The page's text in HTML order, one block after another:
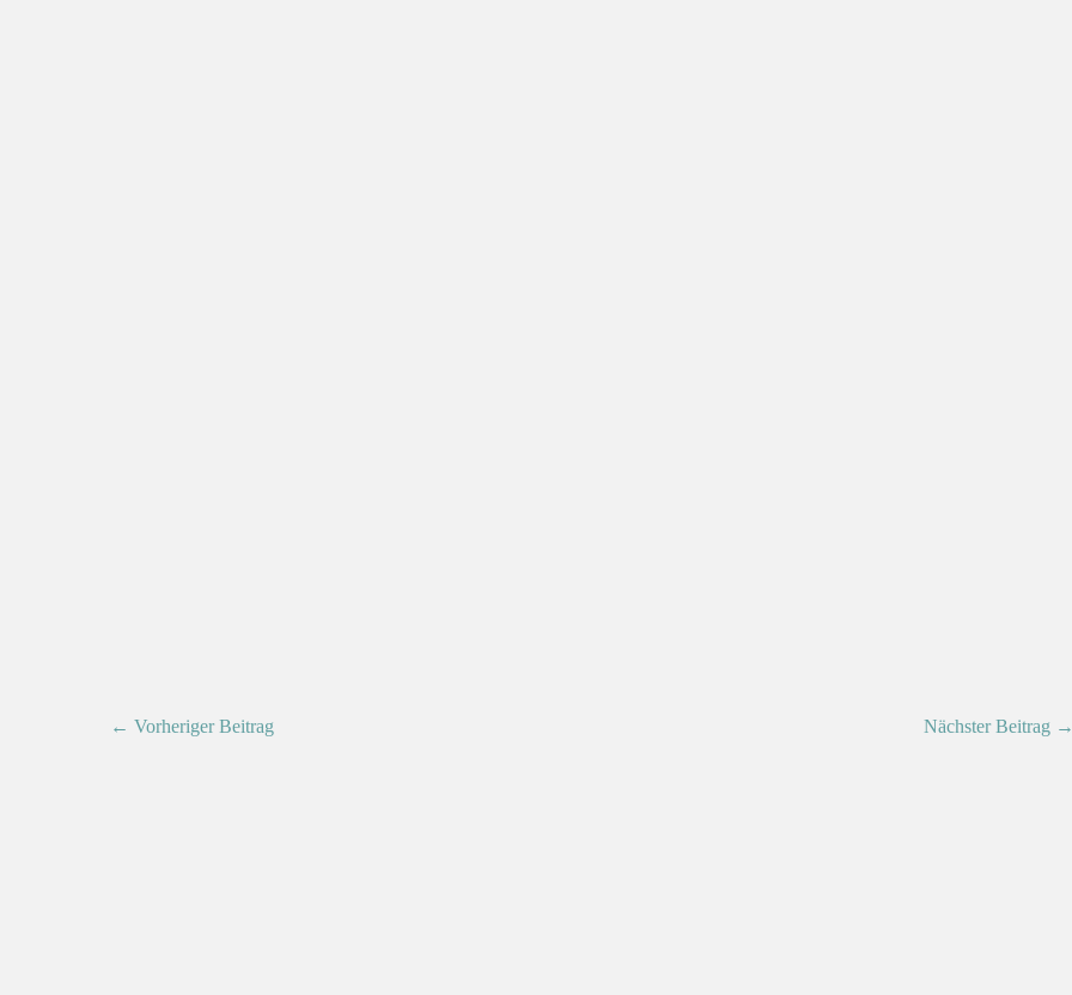
← Vorheriger Beitrag Nächster Beitrag →